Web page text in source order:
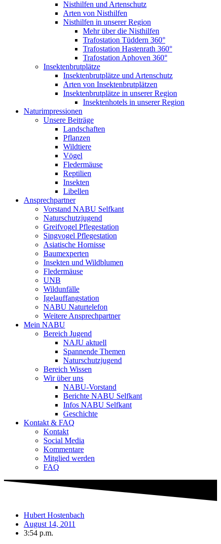
Nisthilfen und Artenschutz
Arten von Nisthilfen
Nisthilfen in unserer Region
Mehr über die Nisthilfen
Trafostation Tüddern 360°
Trafostation Hastenrath 360°
Trafostation Aphoven 360°
Insektenbrutplätze
Insektenbrutplätze und Artenschutz
Arten von Insektenbrutplätzen
Insektenbrutplätze in unserer Region
Insektenhotels in unserer Region
Naturimpressionen
Unsere Beiträge
Landschaften
Pflanzen
Wildtiere
Vögel
Fledermäuse
Reptilien
Insekten
Libellen
Ansprechpartner
Vorstand NABU Selfkant
Naturschutzjugend
Greifvogel Pflegestation
Singvogel Pflegestation
Asiatische Hornisse
Baumexperten
Insekten und Wildblumen
Fledermäuse
UNB
Wildunfälle
Igelauffangstation
NABU Naturtelefon
Weitere Ansprechpartner
Mein NABU
Bereich Jugend
NAJU aktuell
Spannende Themen
Naturschutzjugend
Bereich Wissen
Wir über uns
NABU-Vorstand
Berichte NABU Selfkant
Infos NABU Selfkant
Geschichte
Kontakt & FAQ
Kontakt
Social Media
Kommentare
Mitglied werden
FAQ
Hubert Hostenbach
August 14, 2011
3:54 p.m.